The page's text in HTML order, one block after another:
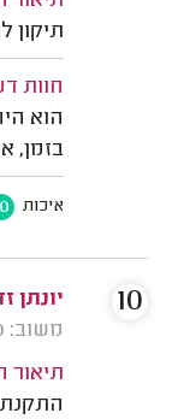
חוות
הוא
בזמן,
איכות
יונתן
משוב: 06/12/2020
תיאור
10